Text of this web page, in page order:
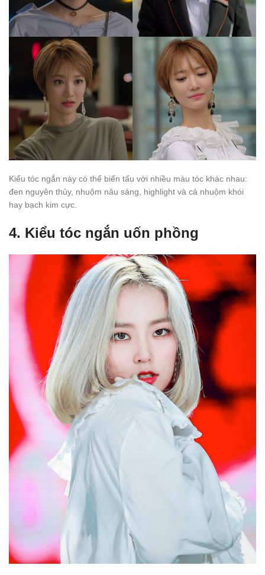
Kiểu tóc ngắn này có thể biến tấu với nhiều màu tóc khác nhau:
đen nguyên thủy, nhuộm nâu sáng, highlight và cả nhuộm khói
hay bạch kim cực.
4. Kiểu tóc ngắn uốn phồng